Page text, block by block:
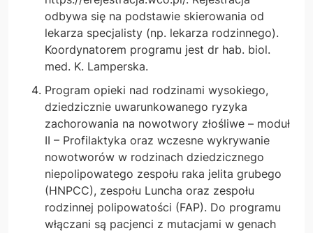
odbywa się na podstawie skierowania od
lekarza specjalisty (np. lekarza rodzinnego).
Koordynatorem programu jest dr hab. biol.
med. K. Lamperska.
Program opieki nad rodzinami wysokiego,
dziedzicznie uwarunkowanego ryzyka
zachorowania na nowotwory złośliwe – moduł
II – Profilaktyka oraz wczesne wykrywanie
nowotworów w rodzinach dziedzicznego
niepolipowatego zespołu raka jelita grubego
(HNPCC), zespołu Luncha oraz zespołu
rodzinnej polipowatości (FAP). Do programu
włączani są pacjenci z mutacjami w genach